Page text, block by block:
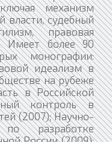
механизм
власти, судебный
правовая
Имеет более 90
монографии:
идеализм в
на рубеже
в Российской
контроль в
(2007); Научно-
по разработке